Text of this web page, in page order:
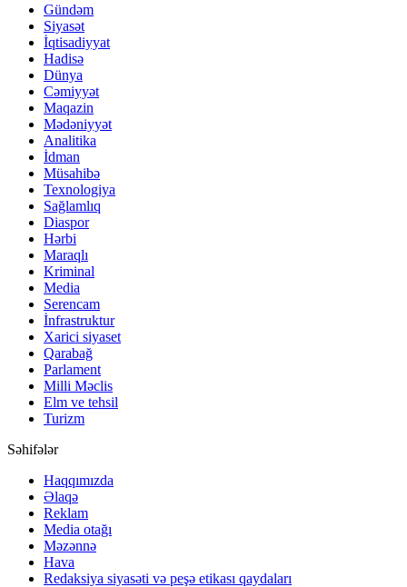
Gündəm
Siyasət
İqtisadiyyat
Hadisə
Dünya
Cəmiyyət
Maqazin
Mədəniyyət
Analitika
İdman
Müsahibə
Texnologiya
Sağlamlıq
Diaspor
Hərbi
Maraqlı
Kriminal
Media
Serencam
İnfrastruktur
Xarici siyaset
Qarabağ
Parlament
Milli Məclis
Elm ve tehsil
Turizm
Səhifələr
Haqqımızda
Əlaqə
Reklam
Media otağı
Məzənnə
Hava
Redaksiya siyasəti və peşə etikası qaydaları